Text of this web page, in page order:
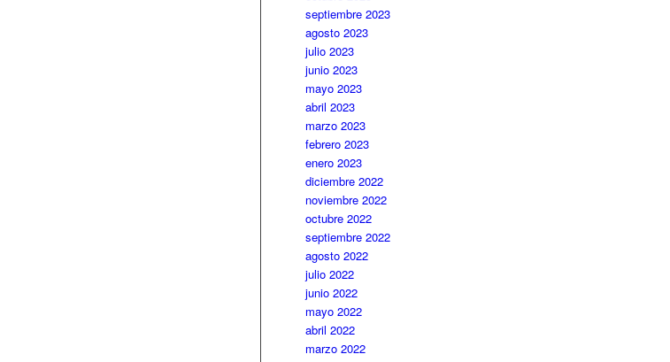
septiembre 2023
agosto 2023
julio 2023
junio 2023
mayo 2023
abril 2023
marzo 2023
febrero 2023
enero 2023
diciembre 2022
noviembre 2022
octubre 2022
septiembre 2022
agosto 2022
julio 2022
junio 2022
mayo 2022
abril 2022
marzo 2022